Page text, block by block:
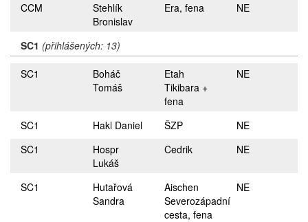
CCM
Stehlík
Bronislav
Era, fena NE
SC1 (přihlášených: 13)
SC1
Boháč
Tomáš
Etah
Tikibara +
fena
NE
SC1 Hakl Daniel ŠZP
NE
SC1
Hospr
Lukáš
Cedrik NE
SC1
Hutařová
Sandra
Aischen
Severozápadní
cesta, fena
NE